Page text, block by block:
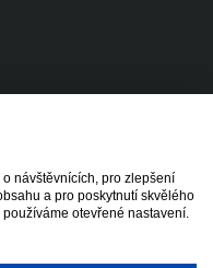
návštěvnících, pro zlepšení
a pro poskytnutí skvělého
otevřené nastavení.